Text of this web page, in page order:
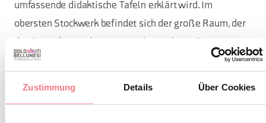
Zustimmung Details Über Cookies
umfassende didaktische Tafeln erklärt wird. Im
obersten Stockwerk befindet sich der große Raum, der
die einige Lebensräume, die von Tieren und